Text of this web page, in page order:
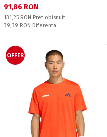
Текуща цена:
91,86 RON
Pret obisnuit:
131,25 RON Pret obisnuit
Спестявате:
39,39 RON Diferenta
OFFER